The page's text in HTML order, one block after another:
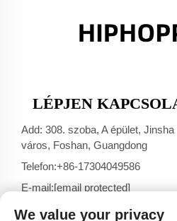
LÉPJEN
Add: 308. szoba, A épület,
város, Foshan, Guangdong
Telefon:+86-17304049586
E-mail:[email protected]
We value your privacy